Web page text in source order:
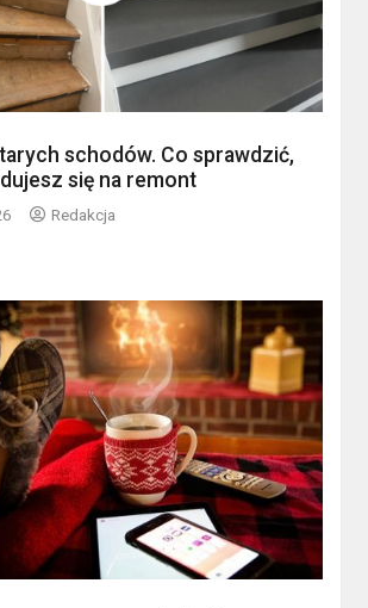
schodów. Co sprawdzić,
się na remont
Redakcja